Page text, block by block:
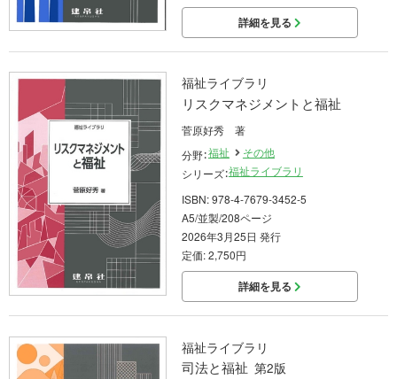
詳細を見る
福祉ライブラリ
リスクマネジメントと福祉
菅原好秀 著
分野：福祉
その他
シリーズ：福祉ライブラリ
ISBN: 978-4-7679-3452-5
A5/並製/208ページ
2026年3月25日 発行
定価: 2,750円
詳細を見る
福祉ライブラリ
司法と福祉 第2版